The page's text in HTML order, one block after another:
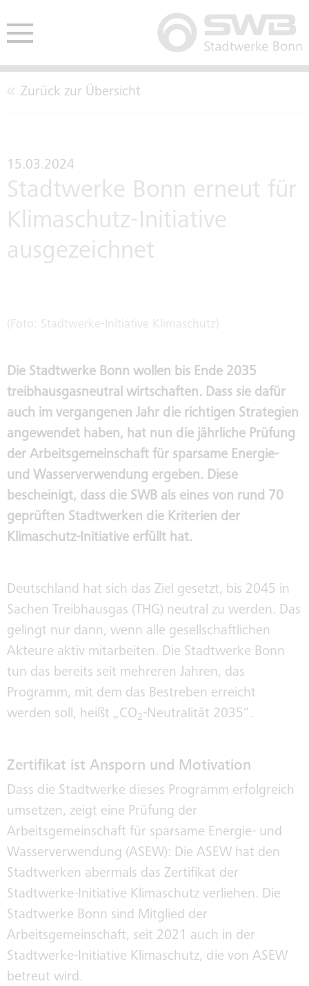
EINKAUFSBEDINGUNGEN
TARIFTREUE- UND
FAHRZEUGVERKAUF
IMMOBILIENVERKAUF /
VERMIETUNG
LEITBILD
KENNZAHLEN
GESCHÄFTSFÜHRUNG
AUFSICHTSRÄTE
PUBLIC COPORATE GOVERNANCE
KODEX
INTERNE MELDESTELLE NACH
HINWEISGEBERSCHUTZGESETZ
SORGFALTSPFLICHTEN IN
NACHHALTIGKEITSREPORT
KLIMAWERKE
KLIMABUS
KONZERNGESELLSCHAFTEN
SWB-KORRUPTIONSPRÄVENTION
INTEGRITÄT
HISTORIE
Zurück zur Übersicht
15.03.2024
Stadtwerke Bonn erneut für
Klimaschutz-Initiative
ausgezeichnet
(Foto: Stadtwerke-Initiative Klimaschutz)
Die Stadtwerke Bonn wollen bis Ende 2035
treibhausgasneutral wirtschaften. Dass sie dafür
auch im vergangenen Jahr die richtigen Strategien
angewendet haben, hat nun die jährliche Prüfung
der Arbeitsgemeinschaft für sparsame Energie-
und Wasserverwendung ergeben. Diese
bescheinigt, dass die SWB als eines von rund 70
geprüften Stadtwerken die Kriterien der
Klimaschutz-Initiative erfüllt hat.
Deutschland hat sich das Ziel gesetzt, bis 2045 in
Sachen Treibhausgas (THG) neutral zu werden. Das
gelingt nur dann, wenn alle gesellschaftlichen
Akteure aktiv mitarbeiten. Die Stadtwerke Bonn
tun das bereits seit mehreren Jahren, das
Programm, mit dem das Bestreben erreicht
werden soll, heißt „CO2­­­­­­­­­­­­­-Neutralität 2035“.
Zertifikat ist Ansporn und Motivation
Dass die Stadtwerke dieses Programm erfolgreich
umsetzen, zeigt eine Prüfung der
Arbeitsgemeinschaft für sparsame Energie- und
Wasserverwendung (ASEW): Die ASEW hat den
Stadtwerken abermals das Zertifikat der
Stadtwerke-Initiative Klimaschutz verliehen. Die
Stadtwerke Bonn sind Mitglied der
Arbeitsgemeinschaft, seit 2021 auch in der
Stadtwerke-Initiative Klimaschutz, die von ASEW
betreut wird.